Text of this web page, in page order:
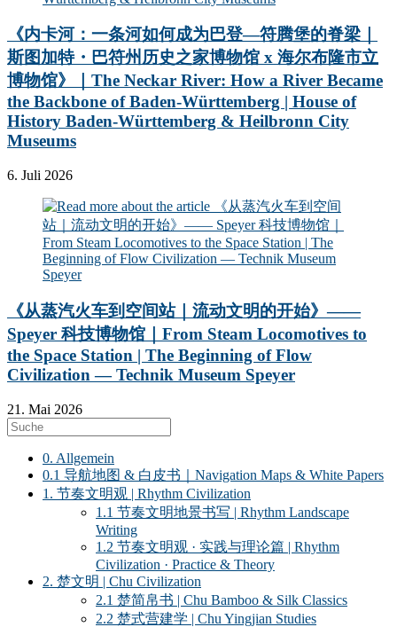
《内卡河：一条河如何成为巴登—符腾堡的脊梁｜
斯图加特・巴符州历史之家博物馆 x 海尔布隆市立
博物馆》｜The Neckar River: How a River Became
the Backbone of Baden-Württemberg | House of
History Baden-Württemberg & Heilbronn City
Museums
6. Juli 2026
《从蒸汽火车到空间站｜流动文明的开始》——
Speyer 科技博物馆｜From Steam Locomotives to
the Space Station | The Beginning of Flow
Civilization — Technik Museum Speyer
21. Mai 2026
0. Allgemein
0.1 导航地图 & 白皮书｜Navigation Maps & White Papers
1. 节奏文明观 | Rhythm Civilization
1.1 节奏文明地景书写 | Rhythm Landscape
Writing
1.2 节奏文明观 · 实践与理论篇 | Rhythm
Civilization · Practice & Theory
2. 楚文明 | Chu Civilization
2.1 楚简帛书 | Chu Bamboo & Silk Classics
2.2 楚式营建学 | Chu Yingjian Studies